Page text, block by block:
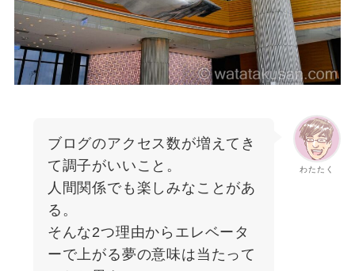
わたたく
ブログのアクセス数が増えてき
て調子がいいこと。
人間関係でも楽しみなことがあ
る。
そんな2つ理由からエレベータ
ーで上がる夢の意味は当たって